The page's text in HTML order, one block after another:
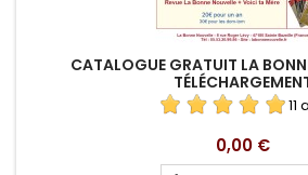
CATALOGUE GRATUIT LA
11
Prix
0,00 €